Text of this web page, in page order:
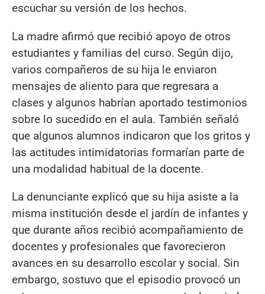
escuchar su versión de los hechos.
La madre afirmó que recibió apoyo de otros
estudiantes y familias del curso. Según dijo,
varios compañeros de su hija le enviaron
mensajes de aliento para que regresara a
clases y algunos habrían aportado testimonios
sobre lo sucedido en el aula. También señaló
que algunos alumnos indicaron que los gritos y
las actitudes intimidatorias formarían parte de
una modalidad habitual de la docente.
La denunciante explicó que su hija asiste a la
misma institución desde el jardín de infantes y
que durante años recibió acompañamiento de
docentes y profesionales que favorecieron
avances en su desarrollo escolar y social. Sin
embargo, sostuvo que el episodio provocó un